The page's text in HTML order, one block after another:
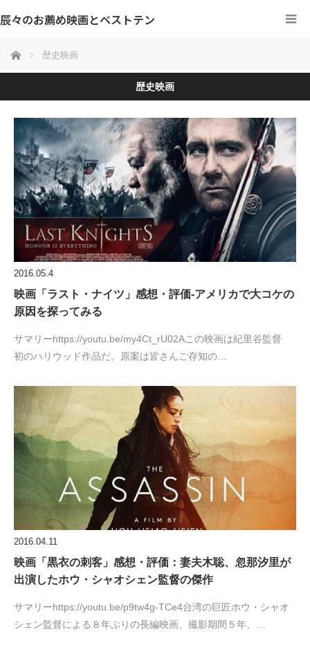
辰々のお薦め映画とベストテン
ホーム 歴史映画
歴史映画
2016.05.4
映画「ラスト・ナイツ」感想・評価‐アメリカで大コケの
原因を探ってみる
サマリーhttps://youtu.be/my4Ct_rU02Aこの映画は紀里谷監督
初のハリウッド作品だ。原案は皆さんご存知の…
2016.04.11
映画「黒衣の刺客」感想・評価：妻夫木聡、忽那汐里が
出演したホウ・シャオシェン監督の傑作
サマリーhttps://youtu.be/p9tw4g-TCe4台湾の巨匠ホウ・シャオ
シェン監督による８年ぶりの長編映画、撮影期間５年、…